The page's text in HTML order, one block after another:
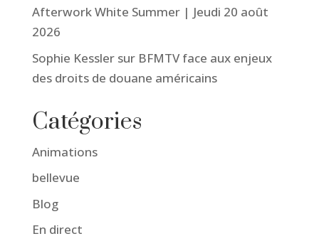
Afterwork White Summer | Jeudi 20 août
2026
Sophie Kessler sur BFMTV face aux enjeux
des droits de douane américains
Catégories
Animations
bellevue
Blog
En direct